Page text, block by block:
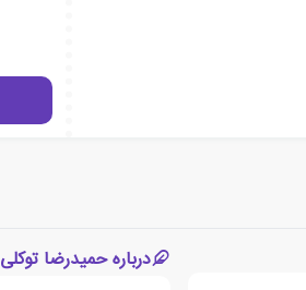
درباره حمیدرضا توکلی